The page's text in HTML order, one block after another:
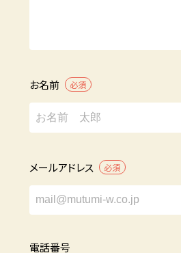
お名前 必須
メールアドレス 必須
電話番号